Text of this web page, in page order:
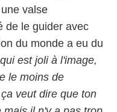
valse
de le guider avec
du monde a eu du
est joli à l'image,
le moins de
veut dire que ton